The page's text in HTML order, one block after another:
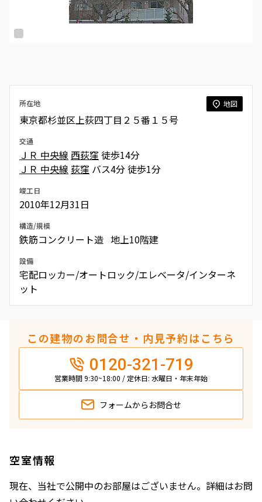
所在地 地図
東京都杉並区上荻四丁目２５番１５号
交通
ＪＲ 中央線 西荻窪 徒歩14分
ＪＲ 中央線 荻窪 バス4分 徒歩1分
竣工日
2010年12月31日
構造/規模
鉄筋コンクリート造 地上10階建
設備
宅配ロッカー/オートロック/エレベータ/インターネ
ット
この建物のお問合せ・内見予約はこちら
0120-321-719
営業時間 9:30~18:00 / 定休日: 水曜日・年末年始
フォームから お問合せ
空室情報
現在、当社で公開中のお部屋はございません。詳細はお問